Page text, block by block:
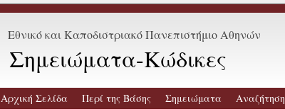
Εθνικό και Καποδιστριακό Πανεπιστήμιο Αθηνών
Σημειώματα-Κώδικες
Αρχική Σελίδα Περί της Βάσης Σημειώματα Αναζήτηση